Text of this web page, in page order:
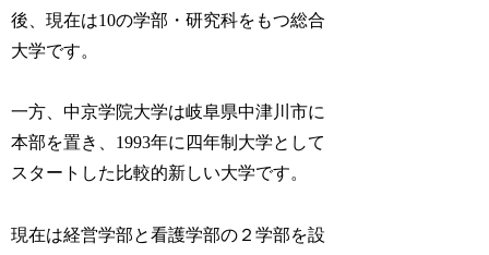
後、現在は10の学部・研究科をもつ総合
大学です。
一方、中京学院大学は岐阜県中津川市に
本部を置き、1993年に四年制大学として
スタートした比較的新しい大学です。
現在は経営学部と看護学部の２学部を設